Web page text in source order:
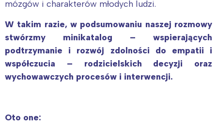
mózgów i charakterów młodych ludzi.
W takim razie, w podsumowaniu naszej rozmowy
stwórzmy minikatalog – wspierających
podtrzymanie i rozwój zdolności do empatii i
współczucia – rodzicielskich decyzji oraz
wychowawczych procesów i interwencji.
Oto one: